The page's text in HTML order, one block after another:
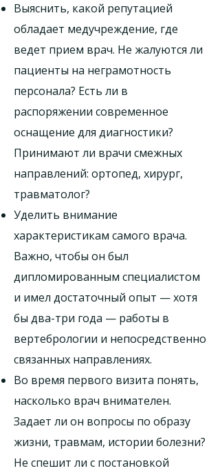
Выяснить, какой репутацией
обладает медучреждение, где
ведет прием врач. Не жалуются ли
пациенты на неграмотность
персонала? Есть ли в
распоряжении современное
оснащение для диагностики?
Принимают ли врачи смежных
направлений: ортопед, хирург,
травматолог?
Уделить внимание
характеристикам самого врача.
Важно, чтобы он был
дипломированным специалистом
и имел достаточный опыт — хотя
бы два-три года — работы в
вертебрологии и непосредственно
связанных направлениях.
Во время первого визита понять,
насколько врач внимателен.
Задает ли он вопросы по образу
жизни, травмам, истории болезни?
Не спешит ли с постановкой